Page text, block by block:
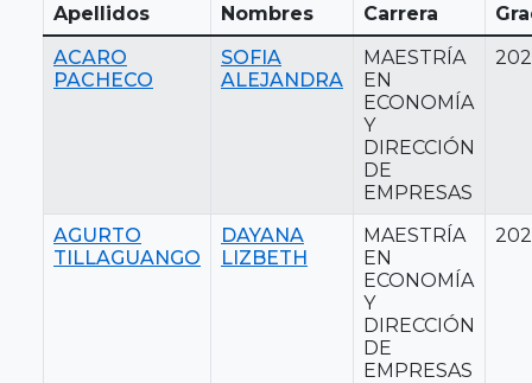
Apellidos Nombres Carrera
ACARO
PACHECO
SOFIA
ALEJANDRA
MAESTRÍA
EN
ECONOMÍA
Y
DIRECCIÓN
DE
EMPRESAS
AGURTO
TILLAGUANGO
DAYANA
LIZBETH
MAESTRÍA
EN
ECONOMÍA
Y
DIRECCIÓN
DE
EMPRESAS